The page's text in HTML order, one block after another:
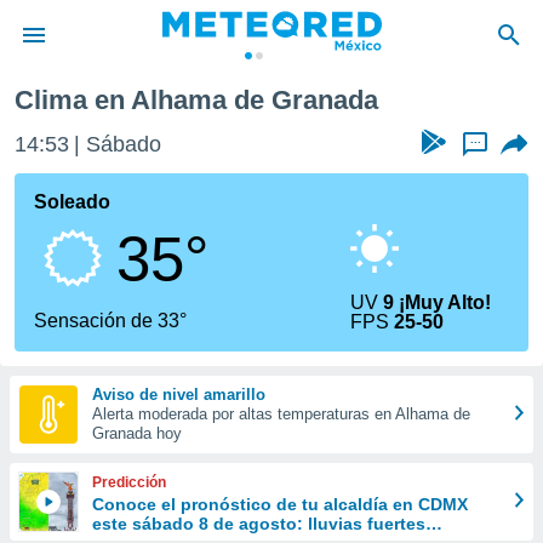
de
ha sido
calidad.
a este
las
y
forma
digital
basada
Clima en Alhama de Granada
14:53 Sábado ...
Soleado
35°
Sensación de 33°
UV9 ¡Muy Alto!
FPS25-50
Aviso de nivel amarillo
Alerta moderada por altas temperaturas en Alhama de
Granada hoy
Predicción
Conoce el pronóstico de tu alcaldía en CDMX
este sábado 8 de agosto: lluvias fuertes